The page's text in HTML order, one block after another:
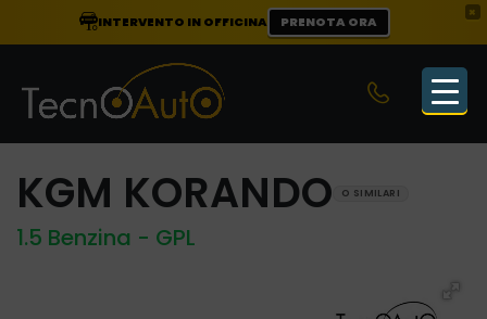
×
INTERVENTO IN OFFICINA PRENOTA ORA
KGM KORANDO O SIMILARI
1.5 Benzina - GPL